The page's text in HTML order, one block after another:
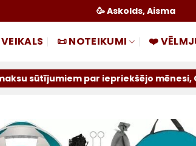
🥳 Askolds, Aisma
VEIKALS 📜 NOTEIKUMI ❤️
par iepriekšējo mēnesi, Omniva